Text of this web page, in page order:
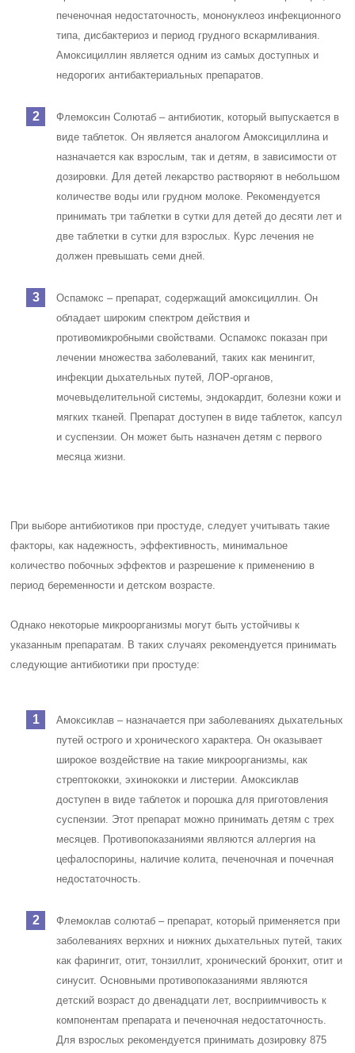
печеночная недостаточность, мононуклеоз инфекционного
типа, дисбактериоз и период грудного вскармливания.
Амоксициллин является одним из самых доступных и
недорогих антибактериальных препаратов.
Флемоксин Солютаб – антибиотик, который выпускается в
виде таблеток. Он является аналогом Амоксициллина и
назначается как взрослым, так и детям, в зависимости от
дозировки. Для детей лекарство растворяют в небольшом
количестве воды или грудном молоке. Рекомендуется
принимать три таблетки в сутки для детей до десяти лет и
две таблетки в сутки для взрослых. Курс лечения не
должен превышать семи дней.
Оспамокс – препарат, содержащий амоксициллин. Он
обладает широким спектром действия и
противомикробными свойствами. Оспамокс показан при
лечении множества заболеваний, таких как менингит,
инфекции дыхательных путей, ЛОР-органов,
мочевыделительной системы, эндокардит, болезни кожи и
мягких тканей. Препарат доступен в виде таблеток, капсул
и суспензии. Он может быть назначен детям с первого
месяца жизни.
При выборе антибиотиков при простуде, следует учитывать такие
факторы, как надежность, эффективность, минимальное
количество побочных эффектов и разрешение к применению в
период беременности и детском возрасте.
Однако некоторые микроорганизмы могут быть устойчивы к
указанным препаратам. В таких случаях рекомендуется принимать
следующие антибиотики при простуде:
Амоксиклав – назначается при заболеваниях дыхательных
путей острого и хронического характера. Он оказывает
широкое воздействие на такие микроорганизмы, как
стрептококки, эхинококки и листерии. Амоксиклав
доступен в виде таблеток и порошка для приготовления
суспензии. Этот препарат можно принимать детям с трех
месяцев. Противопоказаниями являются аллергия на
цефалоспорины, наличие колита, печеночная и почечная
недостаточность.
Флемоклав солютаб – препарат, который применяется при
заболеваниях верхних и нижних дыхательных путей, таких
как фарингит, отит, тонзиллит, хронический бронхит, отит и
синусит. Основными противопоказаниями являются
детский возраст до двенадцати лет, восприимчивость к
компонентам препарата и печеночная недостаточность.
Для взрослых рекомендуется принимать дозировку 875